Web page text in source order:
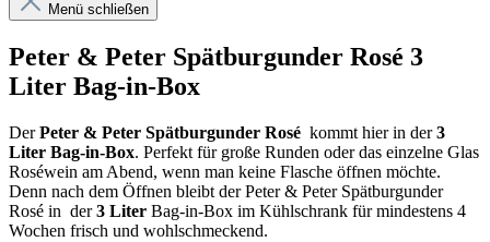
Menü schließen
Peter & Peter Spätburgunder Rosé 3
Liter Bag-in-Box
DerPeter & Peter Spätburgunder Rosé kommt hier in der3
Liter Bag-in-Box. Perfekt für große Runden oder das einzelne Glas
Roséwein am Abend, wenn man keine Flasche öffnen möchte.
Denn nach dem Öffnen bleibt der Peter & Peter Spätburgunder
Rosé in der3 Liter Bag-in-Box im Kühlschrank für mindestens 4
Wochen frisch und wohlschmeckend.